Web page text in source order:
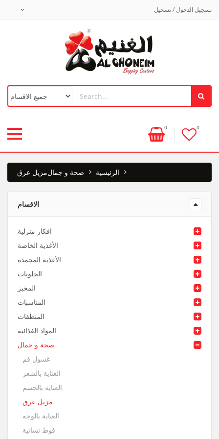
تسجيل الدخول / تسجيل
0 0
الرئيسية صحة و جمالمزيل عرق
الاقسام
افكار منزلية
الأغذية الخاصة
الأغذية المجمدة
الحلويات
المخبز
المناسبات
المنظفات
المواد الغذائية
صحة و جمال
غسول فم
العناية بالشعر
العناية بالجسم
مزيل عرق
العناية بالوجه
فوط نسائية